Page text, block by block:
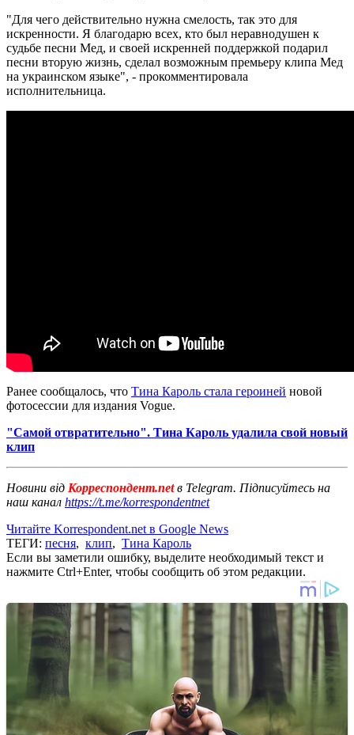
"Для чего действительно нужна смелость, так это для
искренности. Я благодарю всех, кто был неравнодушен к
судьбе песни Мед, и своей искренней поддержкой подарил
песни вторую жизнь, сделал возможным премьеру клипа Мед
на украинском языке", - прокомментировала
исполнительница.
Ранее сообщалось, что Тина Кароль стала героиней новой
фотосессии для издания Voguе.
"Самой отвратительно". Тина Кароль удалила свой новый
клип
Новини від Корреспондент.netв Telegram. Підписуйтесь на
наш канал https://t.me/korrespondentnet
Читайте Korrespondent.net в Google News
ТЕГИ: песня, клип, Тина Кароль
Если вы заметили ошибку, выделите необходимый текст и
нажмите Ctrl+Enter, чтобы сообщить об этом редакции.